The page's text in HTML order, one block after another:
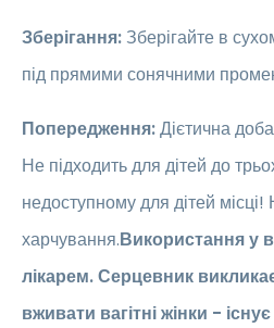
Зберігання: Зберігайте в
під прямими сонячними
Попередження:Дієтична
Не підходить для дітей до
недоступному для дітей
харчування.Використання у
лікарем. Серцевник
вживати вагітні жінки -